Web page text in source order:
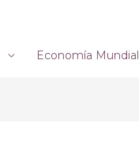
Economía Mundial